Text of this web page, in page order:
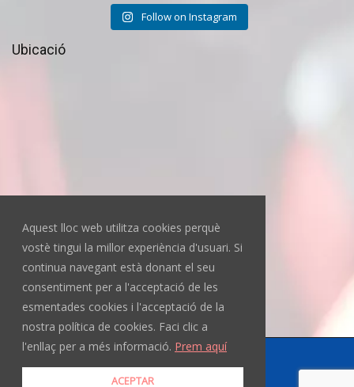
Aquest lloc web utilitza cookies perquè
vostè tingui la millor experiència d'usuari. Si
continua navegant està donant el seu
consentiment per a l'acceptació de les
esmentades cookies i l'acceptació de la
nostra política de cookies. Faci clic a
l'enllaç per a més informació. Prem aquí
ACEPTAR
Follow on Instagram
Ubicació